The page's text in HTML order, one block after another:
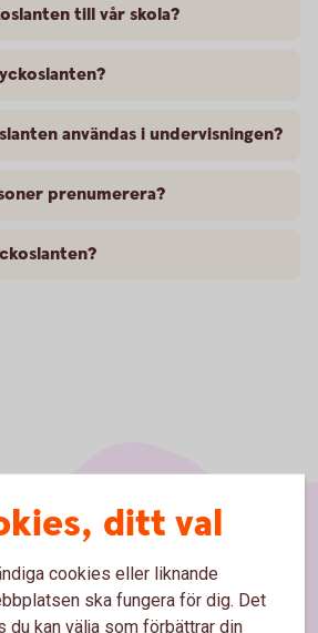
till vår skola?
användas i undervisningen?
prenumerera?
ditt val
cookies eller liknande
ska fungera för dig. Det
du kan välja som förbättrar din